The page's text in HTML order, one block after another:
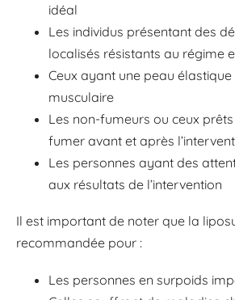
idéal
Les individus présentant des
localisés résistants au régime
Ceux ayant une peau
musculaire
Les non-fumeurs ou ceux
fumer avant et après
Les personnes ayant des
aux résultats de l’intervention
Il est important de noter que la
recommandée pour :
Les personnes en surpoids